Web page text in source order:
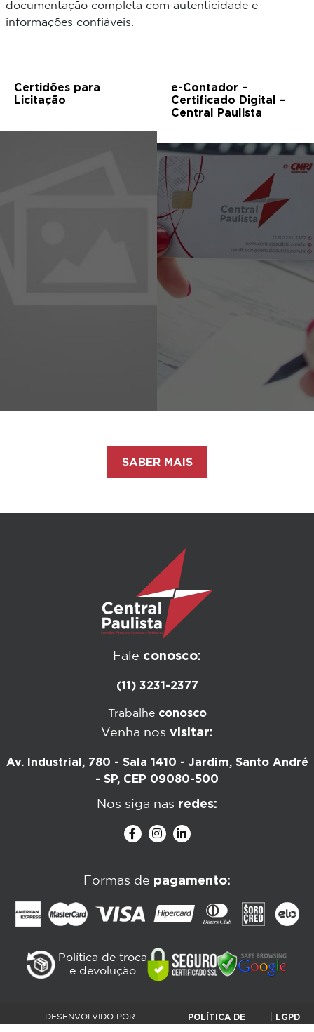
documentação completa com autenticidade e
informações confiáveis.
Certidões para
Licitação
e-Contador –
Certificado Digital –
Central Paulista
SABER MAIS
Fale conosco:
(11) 3231-2377
Trabalhe conosco
Venha nos visitar:
Av. Industrial, 780 - Sala 1410 - Jardim, Santo André
- SP, CEP 09080-500
Nos siga nas redes:
Formas de pagamento:
Política de troca
e devolução
DESENVOLVIDO POR
POLÍTICA DE
LGPD